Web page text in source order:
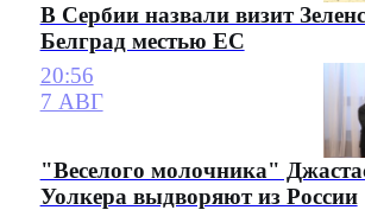
В Сербии назвали визит
Белград местью ЕС
20:56
7 АВГ
"Веселого молочника"
Уолкера выдворяют из России